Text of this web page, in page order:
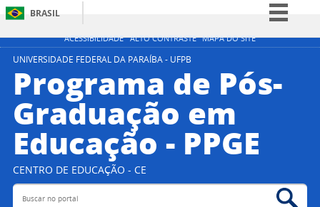
ACESSIBILIDADE ALTO CONTRASTE MAPA DO SITE
BRASIL
Simplifique!
Participe
Legislação
Canais
UNIVERSIDADE FEDERAL DA PARAÍBA - UFPB
Programa de Pós-
Graduação em
Educação - PPGE
CENTRO DE EDUCAÇÃO - CE
Buscar no portal